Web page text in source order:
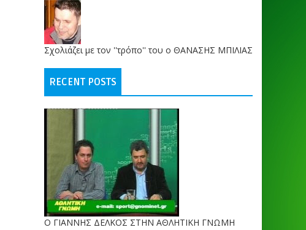
Σχολιάζει με τον ''τρόπο'' του ο ΘΑΝΑΣΗΣ ΜΠΙΛΙΑΣ
RECENT POSTS
Ο ΓΙΑΝΝΗΣ ΔΕΛΚΟΣ ΣΤΗΝ ΑΘΛΗΤΙΚΗ ΓΝΩΜΗ